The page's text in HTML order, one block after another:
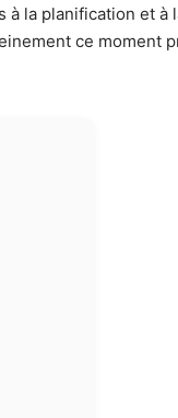
la planification et
ce moment